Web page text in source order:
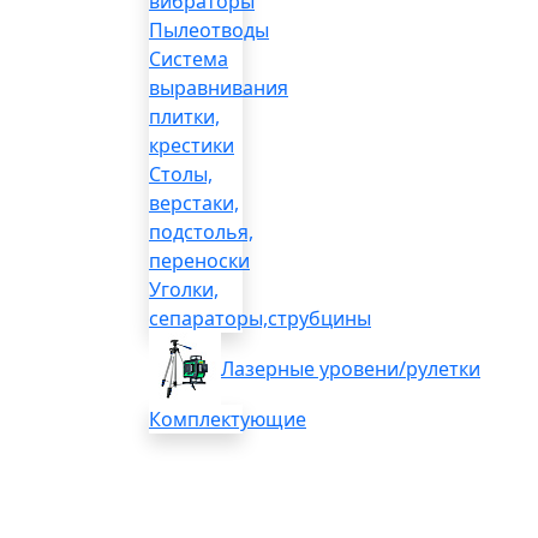
Пылеотводы
Система
выравнивания
плитки,
крестики
Столы,
верстаки,
подстолья,
переноски
Уголки,
сепараторы,струбцины
Лазерные уровени/рулетки
Комплектующие